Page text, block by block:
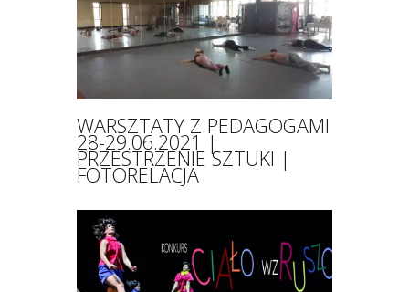
WARSZTATY Z PEDAGOGAMI
28-29.06.2021 |
PRZESTRZENIE SZTUKI |
FOTORELACJA